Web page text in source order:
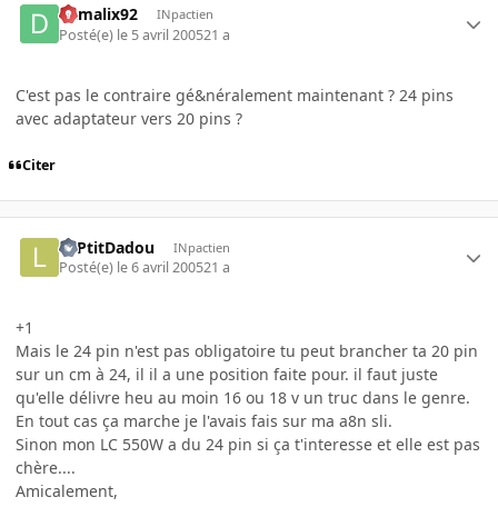
damalix92 INpactien
Posté(e) le 5 avril 200521 a
C'est pas le contraire gé&néralement maintenant ? 24 pins
avec adaptateur vers 20 pins ?
Citer
LePtitDadou INpactien
Posté(e) le 6 avril 200521 a
+1
Mais le 24 pin n'est pas obligatoire tu peut brancher ta 20 pin
sur un cm à 24, il il a une position faite pour. il faut juste
qu'elle délivre heu au moin 16 ou 18 v un truc dans le genre.
En tout cas ça marche je l'avais fais sur ma a8n sli.
Sinon mon LC 550W a du 24 pin si ça t'interesse et elle est pas
chère....
Amicalement,